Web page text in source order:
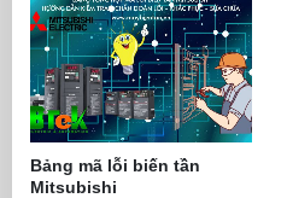
Bảng mã lỗi biến tần
Mitsubishi